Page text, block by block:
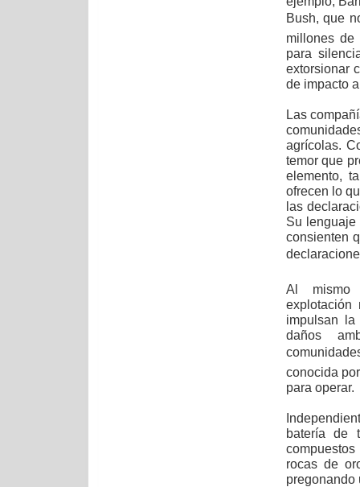
Bush, que
millones
para
extorsionar
de impacto
Las
agrícolas.
temor que
elemento,
ofrecen lo
las
Su
consienten
Al mismo
impulsan
daños
conocida
para operar.
batería de
rocas de
pregonando